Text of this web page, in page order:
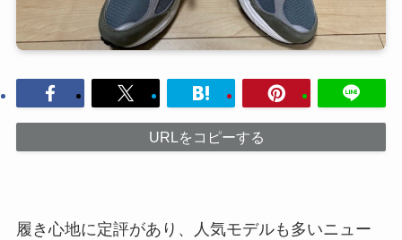
URLをコピーする
履き心地に定評があり、人気モデルも多いニュー